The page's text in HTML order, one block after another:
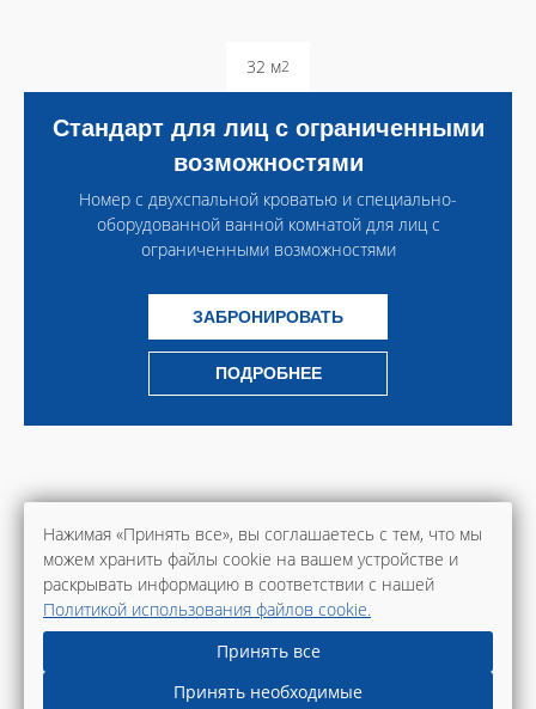
Нажимая «Принять все», вы соглашаетесь с тем, что мы
можем хранить файлы cookie на вашем устройстве и
раскрывать информацию в соответствии с нашей
Политикой использования файлов cookie.
Принять все
Принять необходимые
32 м2
Стандарт для лиц с ограниченными
возможностями
Номер с двухспальной кроватью и специально-
оборудованной ванной комнатой для лиц с
ограниченными возможностями
ЗАБРОНИРОВАТЬ
ПОДРОБНЕЕ